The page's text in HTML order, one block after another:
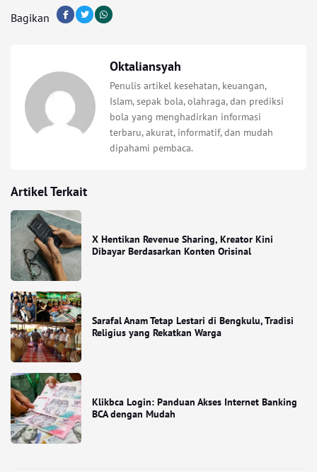
Bagikan
Oktaliansyah
Penulis artikel kesehatan, keuangan,
Islam, sepak bola, olahraga, dan prediksi
bola yang menghadirkan informasi
terbaru, akurat, informatif, dan mudah
dipahami pembaca.
Artikel Terkait
X Hentikan Revenue Sharing, Kreator Kini
Dibayar Berdasarkan Konten Orisinal
Sarafal Anam Tetap Lestari di Bengkulu, Tradisi
Religius yang Rekatkan Warga
Klikbca Login: Panduan Akses Internet Banking
BCA dengan Mudah